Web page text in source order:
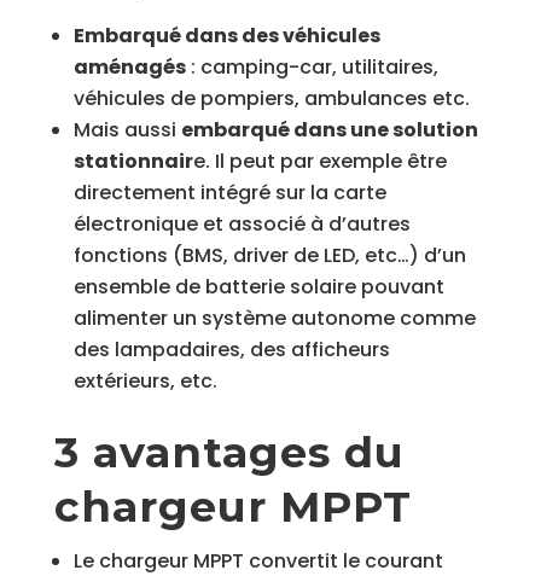
Embarqué dans des véhicules
aménagés: camping-car, utilitaires,
véhicules de pompiers, ambulances etc.
Mais aussi embarqué dans une solution
stationnaire. Il peut par exemple être
directement intégré sur la carte
électronique et associé à d’autres
fonctions (BMS, driver de LED, etc…) d’un
ensemble de batterie solaire pouvant
alimenter un système autonome comme
des lampadaires, des afficheurs
extérieurs, etc.
3 avantages du
chargeur MPPT
Le chargeur MPPT convertit le courant